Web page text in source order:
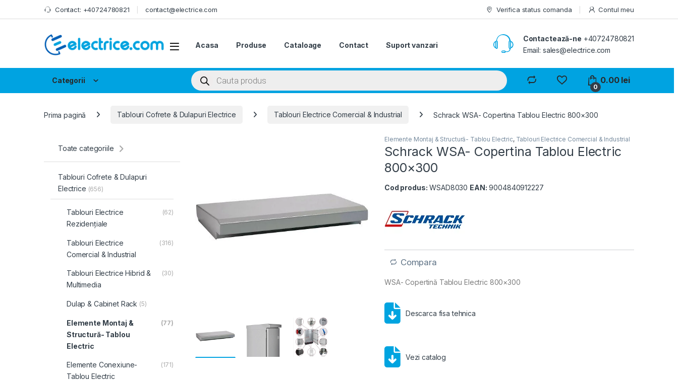
Skip to navigation
Skip to content Contact: +40724780821 contact@electrice.com Verifica status comanda Contul meu
Acasa Produse Cataloage Contact Suport vanzari
Contactează-ne +40724780821
Email: sales@electrice.com
Categorii
Products search
0
0.00 lei
Prima pagină Tablouri Cofrete & Dulapuri Electrice Tablouri Electrice Comercial & Industrial Schrack WSA- Copertina Tablou Electric 800×300
Elemente Montaj & Structură- Tablou Electric, Tablouri Electrice Comercial & Industrial
Schrack WSA- Copertina Tablou Electric
800×300
Cod produs: WSAD8030 EAN: 9004840912227
Compara
WSA- Copertină Tablou Electric 800×300
Descarca fisa tehnica
Vezi catalog
Toate categoriile
Tablouri Cofrete & Dulapuri
Electrice (656)
Tablouri Electrice
Rezidențiale
(62)
Tablouri Electrice
Comercial & Industrial
(316)
Tablouri Electrice Hibrid &
Multimedia
(30)
Dulap & Cabinet Rack (5)
Elemente Montaj &
Structură- Tablou
Electric
(77)
Elemente Conexiune-
Tablou Electric
(171)